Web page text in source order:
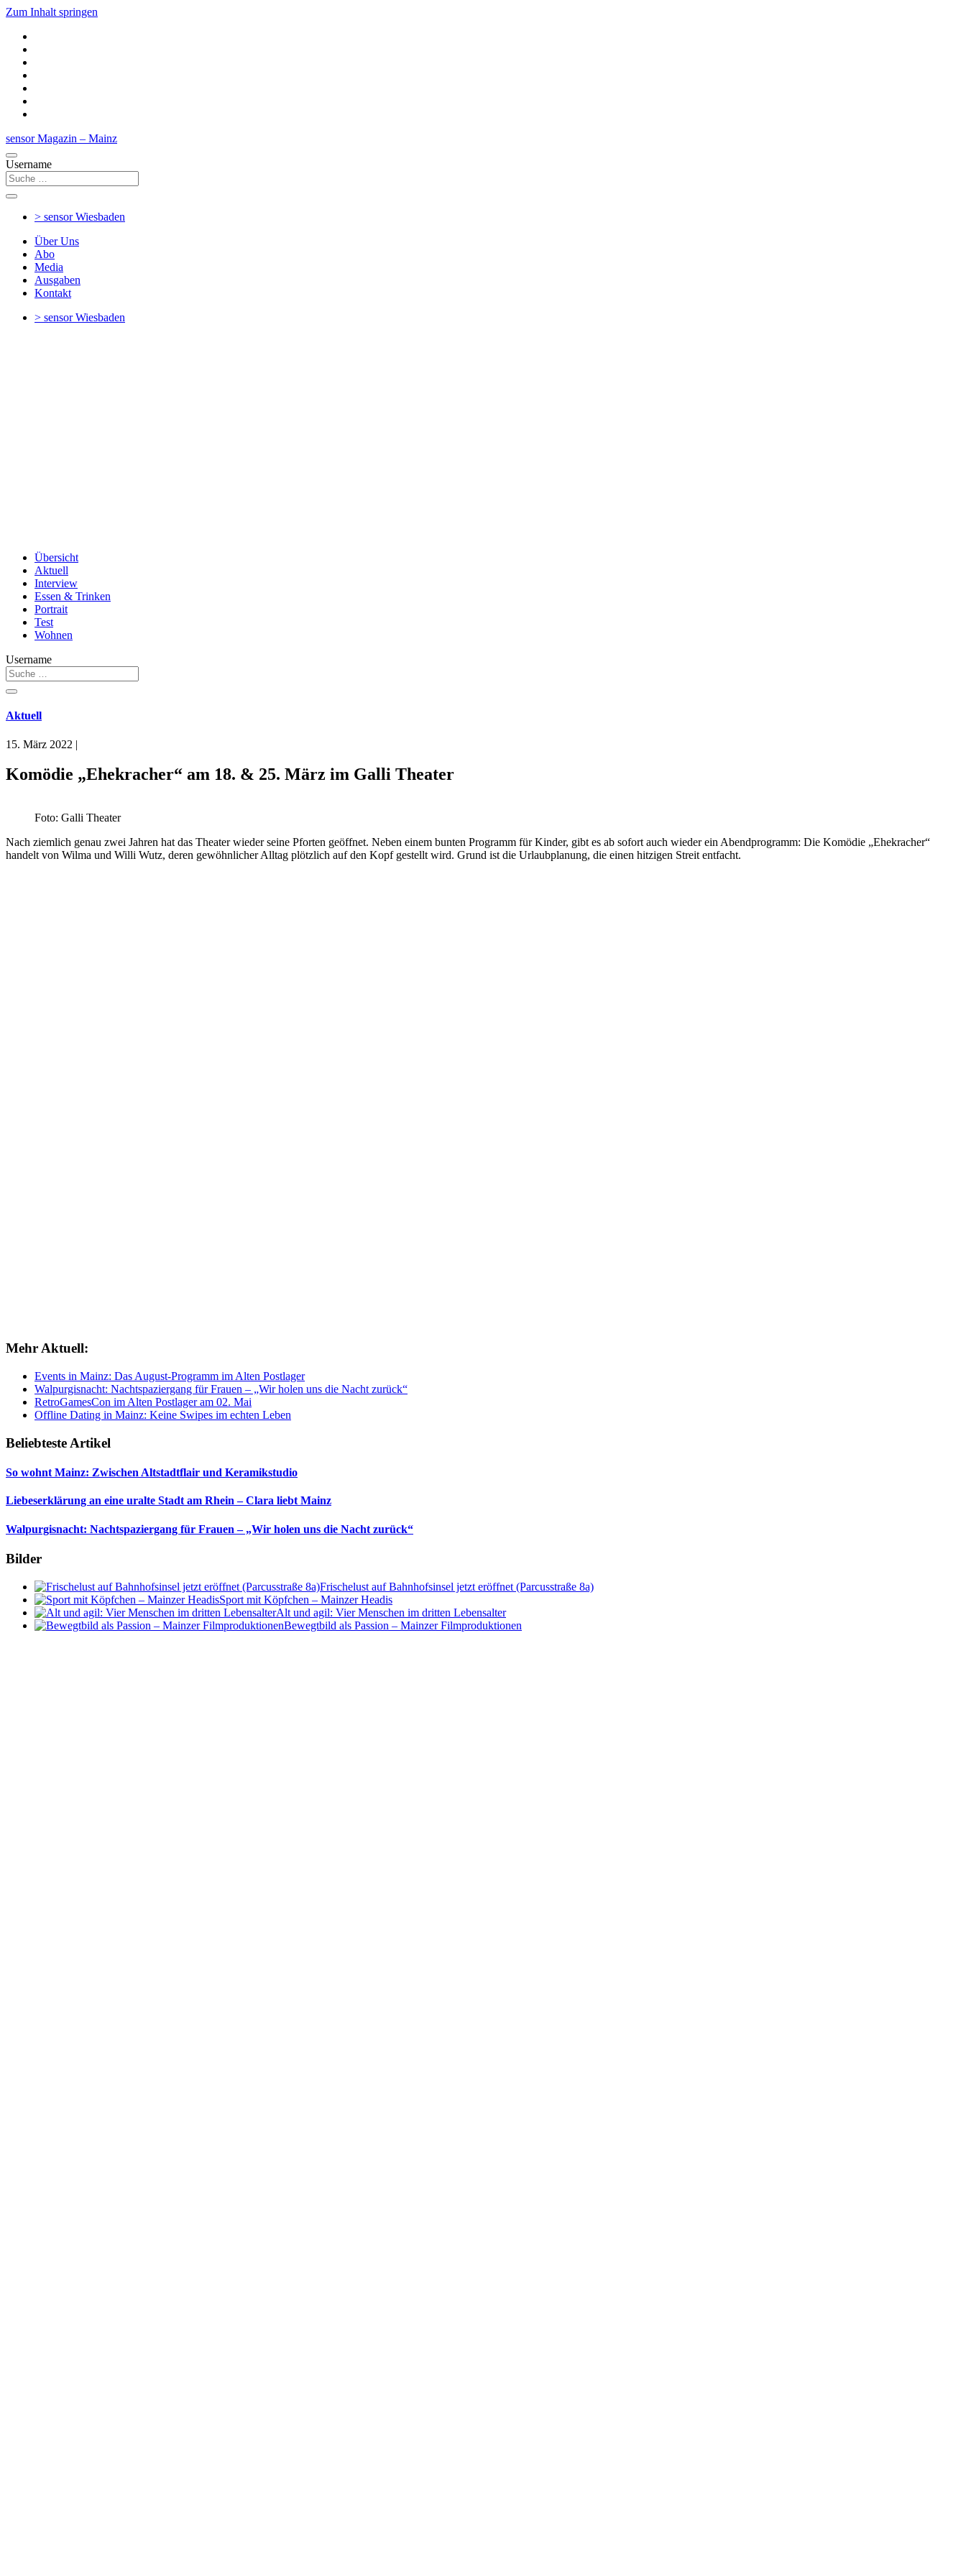
Zum Inhalt springen
sensor Magazin – Mainz
Username
> sensorWiesbaden
Über Uns
Abo
Media
Ausgaben
Kontakt
> sensorWiesbaden
Übersicht
Aktuell
Interview
Essen & Trinken
Portrait
Test
Wohnen
Username
Aktuell
15. März 2022 |
Komödie „Ehekracher“ am 18. & 25. März im Galli Theater
Foto: Galli Theater
Nach ziemlich genau zwei Jahren hat das Theater wieder seine Pforten geöffnet. Neben einem bunten Programm für Kinder, gibt es ab sofort auch wieder ein Abendprogramm: Die Komödie „Ehekracher“
handelt von Wilma und Willi Wutz, deren gewöhnlicher Alltag plötzlich auf den Kopf gestellt wird. Grund ist die Urlaubplanung, die einen hitzigen Streit entfacht.
Mehr Aktuell:
Events in Mainz: Das August-Programm im Alten Postlager
Walpurgisnacht: Nachtspaziergang für Frauen – „Wir holen uns die Nacht zurück“
RetroGamesCon im Alten Postlager am 02. Mai
Offline Dating in Mainz: Keine Swipes im echten Leben
Beliebteste Artikel
So wohnt Mainz: Zwischen Altstadtflair und Keramikstudio
Liebeserklärung an eine uralte Stadt am Rhein – Clara liebt Mainz
Walpurgisnacht: Nachtspaziergang für Frauen – „Wir holen uns die Nacht zurück“
Bilder
Frischelust auf Bahnhofsinsel jetzt eröffnet (Parcusstraße 8a)
Sport mit Köpfchen – Mainzer Headis
Alt und agil: Vier Menschen im dritten Lebensalter
Bewegtbild als Passion – Mainzer Filmproduktionen